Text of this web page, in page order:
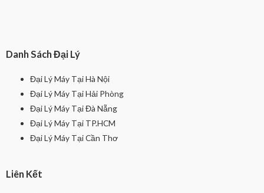
Danh Sách Đại Lý
Đại Lý Máy Tại Hà Nội
Đại Lý Máy Tại Hải Phòng
Đại Lý Máy Tại Đà Nẵng
Đại Lý Máy Tại TP.HCM
Đại Lý Máy Tại Cần Thơ
Liên Kết